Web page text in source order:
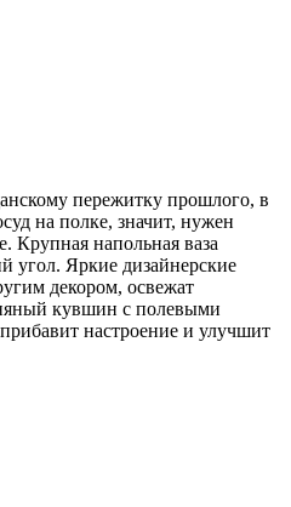
пережитку прошлого, в
на полке, значит, нужен
Крупная напольная ваза
угол. Яркие дизайнерские
декором, освежат
кувшин с полевыми
настроение и улучшит